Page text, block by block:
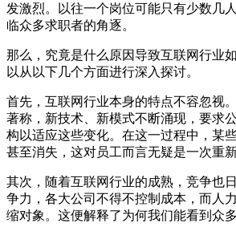
发激烈。以往一个岗位可能只有少数几
临众多求职者的角逐。
那么，究竟是什么原因导致互联网行业
以从以下几个方面进行深入探讨。
首先，互联网行业本身的特点不容忽视
著称，新技术、新模式不断涌现，要求
构以适应这些变化。在这一过程中，某
甚至消失，这对员工而言无疑是一次重
其次，随着互联网行业的成熟，竞争也
争力，各大公司不得不控制成本，而人
缩对象。这便解释了为何我们能看到众